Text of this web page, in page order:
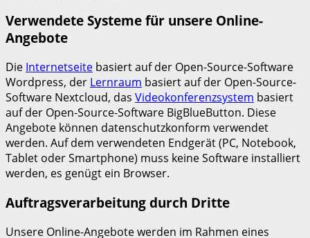
Verwendete Systeme für unsere Online-
Angebote
Die Internetseite basiert auf der Open-Source-Software
Wordpress, der Lernraum basiert auf der Open-Source-
Software Nextcloud, das Videokonferenzsystem basiert
auf der Open-Source-Software BigBlueButton. Diese
Angebote können datenschutzkonform verwendet
werden. Auf dem verwendeten Endgerät (PC, Notebook,
Tablet oder Smartphone) muss keine Software installiert
werden, es genügt ein Browser.
Auftragsverarbeitung durch Dritte
Unsere Online-Angebote werden im Rahmen eines